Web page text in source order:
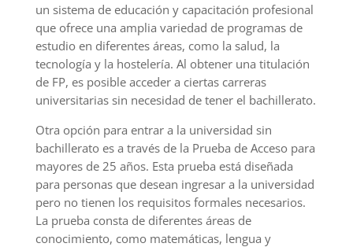
un sistema de educación y capacitación profesional
que ofrece una amplia variedad de programas de
estudio en diferentes áreas, como la salud, la
tecnología y la hostelería. Al obtener una titulación
de FP, es posible acceder a ciertas carreras
universitarias sin necesidad de tener el bachillerato.
Otra opción para entrar a la universidad sin
bachillerato es a través de la Prueba de Acceso para
mayores de 25 años. Esta prueba está diseñada
para personas que desean ingresar a la universidad
pero no tienen los requisitos formales necesarios.
La prueba consta de diferentes áreas de
conocimiento, como matemáticas, lengua y